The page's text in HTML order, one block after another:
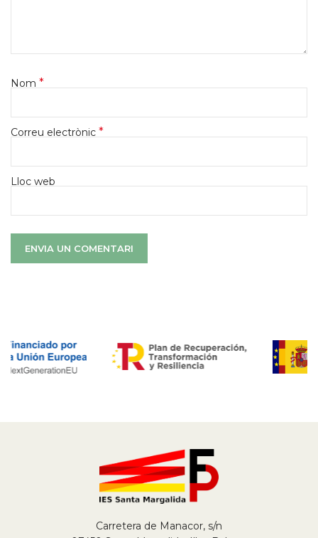
Nom *
Correu electrònic *
Lloc web
Carretera de Manacor, s/n